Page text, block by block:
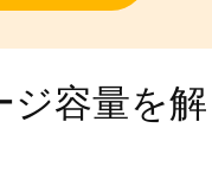
ジ容量を解